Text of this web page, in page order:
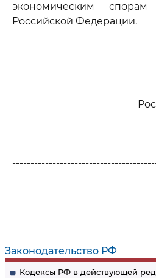
Законодательство РФ
Кодексы РФ в действующей
экономическим
Российской Федерации.